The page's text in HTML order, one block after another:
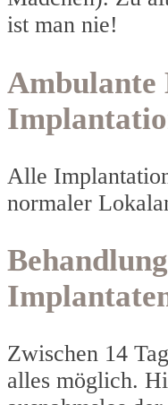
ist man nie!
Ambulante
Alle
normaler
Zwischen 14
alles möglich.